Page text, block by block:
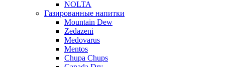
NOLTA
Газированные напитки
Mountain Dew
Zedazeni
Medovarus
Mentos
Chupa Chups